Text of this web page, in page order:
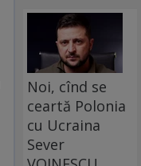
Noi, cînd se
ceartă Polonia
cu Ucraina
Sever